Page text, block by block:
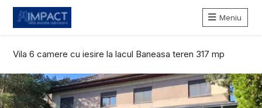
Meniu
Vila 6 camere cu iesire la lacul Baneasa teren 317 mp